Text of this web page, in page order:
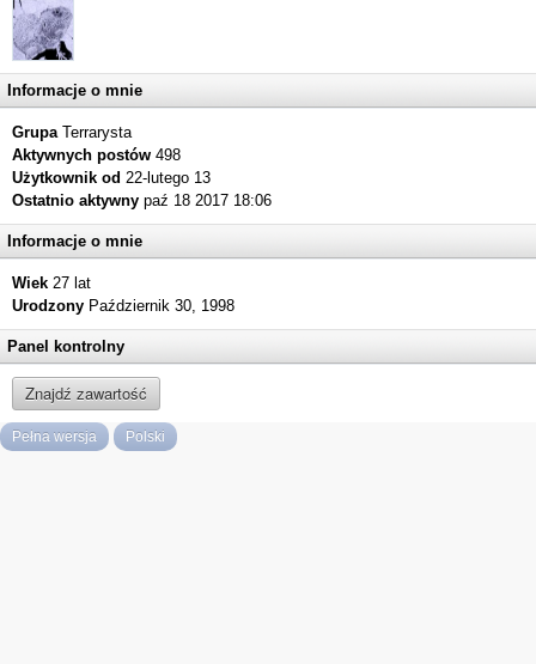
Informacje o mnie
GrupaTerrarysta
Aktywnych postów 498
Użytkownik od 22-lutego 13
Ostatnio aktywny paź 18 2017 18:06
Informacje o mnie
Wiek 27 lat
Urodzony Październik 30, 1998
Panel kontrolny
Znajdź zawartość
Pełna wersja Polski